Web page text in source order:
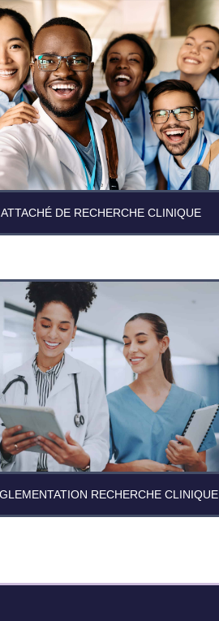
ATTACHÉ DE RECHERCHE CLINIQUE
RECHERCHE CLINIQUE